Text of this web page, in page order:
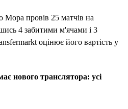
Мора провів 25 матчів на
4 забитими м'ячами і 3
оцінює його вартість у
нового транслятора: усі